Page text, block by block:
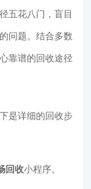
五花八门，盲目
问题。结合多数
靠谱的回收途径
是详细的回收步
回收小程序。